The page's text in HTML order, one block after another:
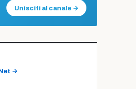
Unisciti al canale →
→